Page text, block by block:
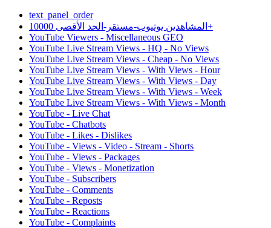
text_panel_order
المشاهدين يوتيوب-مستقر-الحد الأقصى 10000+
YouTube Viewers - Miscellaneous GEO
YouTube Live Stream Views - HQ - No Views
YouTube Live Stream Views - Cheap - No Views
YouTube Live Stream Views - With Views - Hour
YouTube Live Stream Views - With Views - Day
YouTube Live Stream Views - With Views - Week
YouTube Live Stream Views - With Views - Month
YouTube - Live Chat
YouTube - Chatbots
YouTube - Likes - Dislikes
YouTube - Views - Video - Stream - Shorts
YouTube - Views - Packages
YouTube - Views - Monetization
YouTube - Subscribers
YouTube - Comments
YouTube - Reposts
YouTube - Reactions
YouTube - Complaints